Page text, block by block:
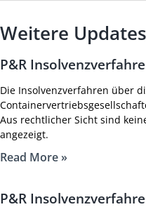
Weitere Updates
P&R
Die Insolvenzverfahren über
Aus rechtlicher Sicht sind
angezeigt.
Read More »
P&R